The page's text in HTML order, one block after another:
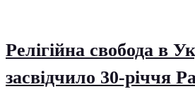
Релігійна свобода в
засвідчило 30-річчя